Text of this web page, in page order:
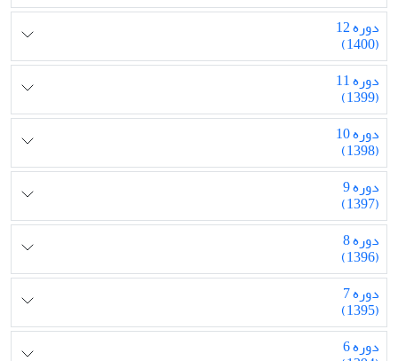
دوره 12
(1400)
دوره 11
(1399)
دوره 10
(1398)
دوره 9
(1397)
دوره 8
(1396)
دوره 7
(1395)
دوره 6